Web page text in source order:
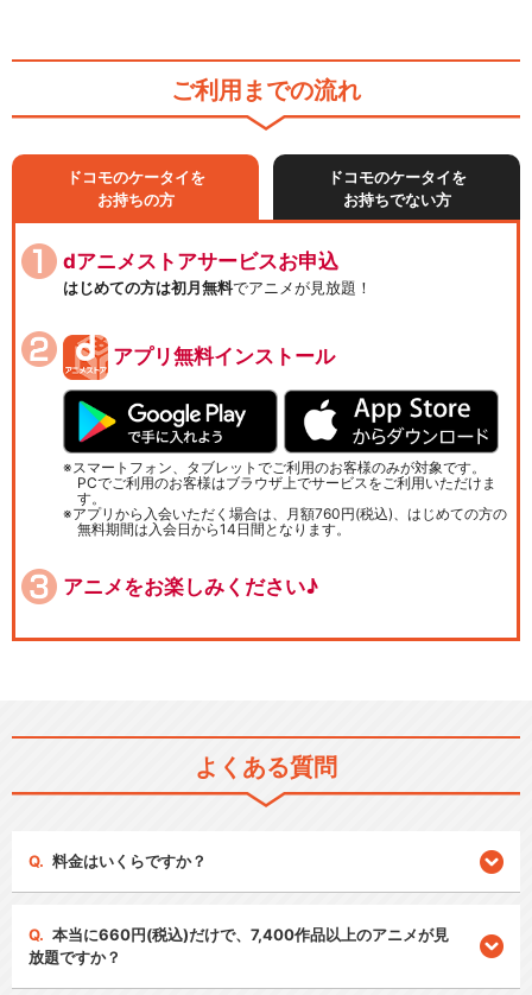
ご利用までの流れ
ドコモのケータイを
お持ちの方
ドコモのケータイを
お持ちでない方
dアニメストアサービスお申込
はじめての方は初月無料でアニメが見放題！
アプリ無料インストール
スマートフォン、タブレットでご利用のお客様のみが対象です。
PCでご利用のお客様はブラウザ上でサービスをご利用いただけま
す。
アプリから入会いただく場合は、月額760円(税込)、はじめての方の
無料期間は入会日から14日間となります。
アニメをお楽しみください♪
よくある質問
料金はいくらですか？
本当に660円(税込)だけで、7,400作品以上のアニメが見
放題ですか？